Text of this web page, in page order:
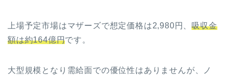
上場予定市場はマザーズで想定価格は2,980円、吸収金
額は約164億円です。
大型規模となり需給面での優位性はありませんが、ノ